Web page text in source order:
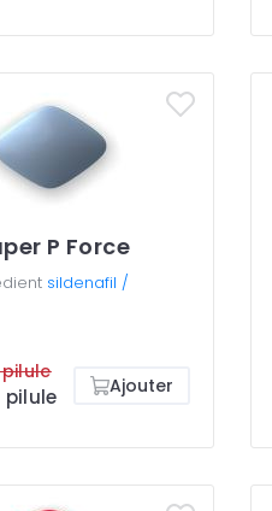
P Force
sildenafil /
pilule Ajouter